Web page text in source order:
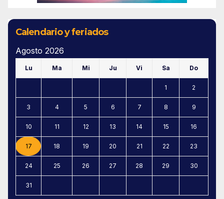
Calendario y feriados
Agosto 2026
Lu Ma Mi Ju Vi Sa Do
1 2
3 4 5 6 7 8 9
10 11 12 13 14 15 16
17 18 19 20 21 22 23
24 25 26 27 28 29 30
31